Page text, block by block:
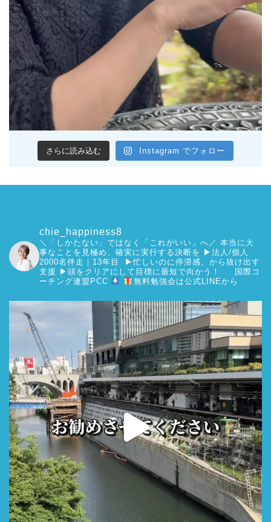
さらに読み込む Instagram でフォロー
chie_happiness8
＼「しかたない」ではなく「これがいい」へ／ 本当に大
事なことを見極め、確実に実行する決断を ▶︎法人/個人
2000名伴走｜13年目 ▶︎忙しいのに停滞感、から抜け出す
支援 ▶︎頭をクリアにして目標に最短で向かう！
国際コ
ーチング連盟PCC
無料勉強会は公式LINEから